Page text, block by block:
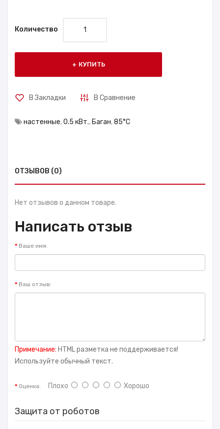
Количество
КУПИТЬ
В Закладки В Сравнение
настенные,0.5 кВт., Баган,85°С
ОТЗЫВОВ (0)
Нет отзывов о данном товаре.
Написать отзыв
Ваше имя:
Ваш отзыв:
Примечание: HTML разметка не поддерживается!
Используйте обычный текст.
Оценка: Плохо Хорошо
Защита от роботов